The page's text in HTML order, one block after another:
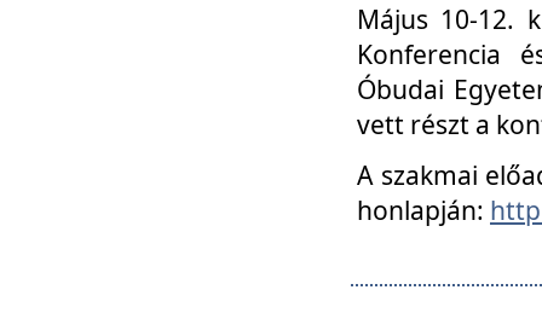
Május 10-12.
Konferencia
Óbudai
vett részt a
A szakmai
honlapján: